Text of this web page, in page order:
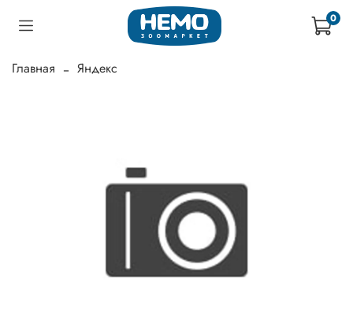
0
Главная Яндекс